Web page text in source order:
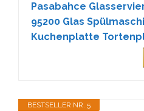
Pasabahce
95200 Glas
Kuchenplatte
BESTSELLER NR. 5